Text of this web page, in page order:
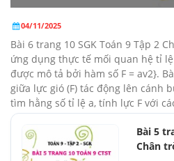
04/11/2025
Bài 6 trang 10 SGK Toán 9 Tập 2
ứng dụng thực tế mối quan hệ tỉ
được mô tả bởi hàm số F = av2}.
giữa lực gió (F) tác động lên cánh
tìm hằng số tỉ lệ a, tính lực F với
Bài 5
Chân